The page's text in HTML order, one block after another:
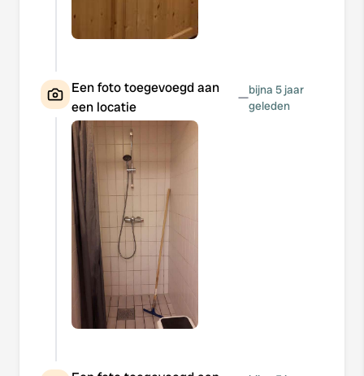
Een foto toegevoegd aan
een locatie
—bijna 5 jaar
geleden